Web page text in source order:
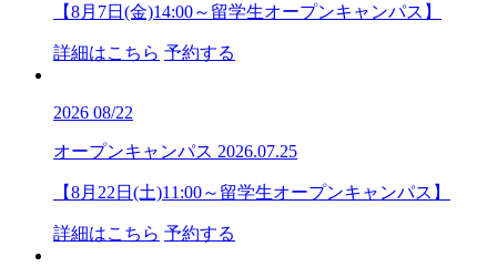
【8月7日(金)14:00～留学生オープンキャンパス】
詳細はこちら 予約する
2026 08/22
オープンキャンパス 2026.07.25
【8月22日(土)11:00～留学生オープンキャンパス】
詳細はこちら 予約する